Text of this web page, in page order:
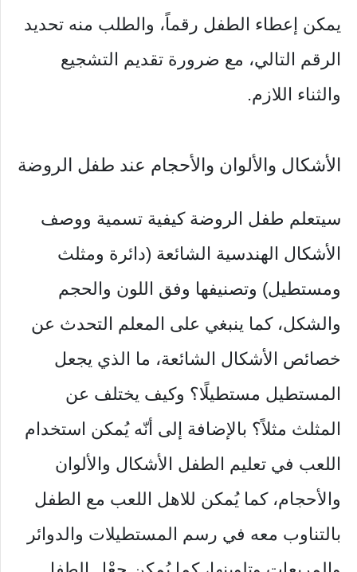
يمكن إعطاء الطفل رقماً، والطلب منه تحديد
الرقم التالي، مع ضرورة تقديم التشجيع
والثناء اللازم.
الأشكال والألوان والأحجام عند طفل الروضة
سيتعلم طفل الروضة كيفية تسمية ووصف
الأشكال الهندسية الشائعة (دائرة ومثلث
ومستطيل) وتصنيفها وفق اللون والحجم
والشكل، كما ينبغي على المعلم التحدث عن
خصائص الأشكال الشائعة، ما الذي يجعل
المستطيل مستطيلًا؟ وكيف يختلف عن
المثلث مثلاً؟ بالإضافة إلى أنّه يُمكن استخدام
اللعب في تعليم الطفل الأشكال والألوان
والأحجام، كما يُمكن للاهل اللعب مع الطفل
بالتناوب معه في رسم المستطيلات والدوائر